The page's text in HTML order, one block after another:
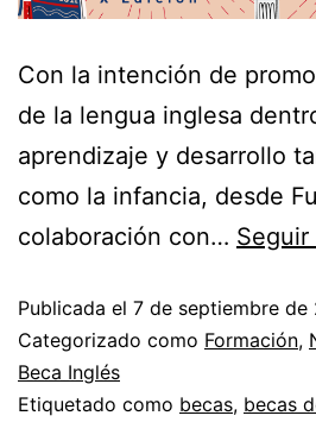
Con la intención de
de la lengua inglesa
aprendizaje y desarrollo
como la infancia, desde
colaboración con…
Publicada el 7 de septiembre de
Categorizado como Formación,
Beca Inglés
Etiquetado como becas, becas